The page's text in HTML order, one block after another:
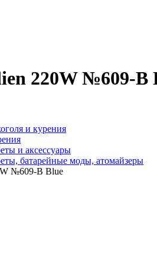
220W №609-B
и курения
и аксессуары
батарейные моды, атомайзеры
№609-B Blue